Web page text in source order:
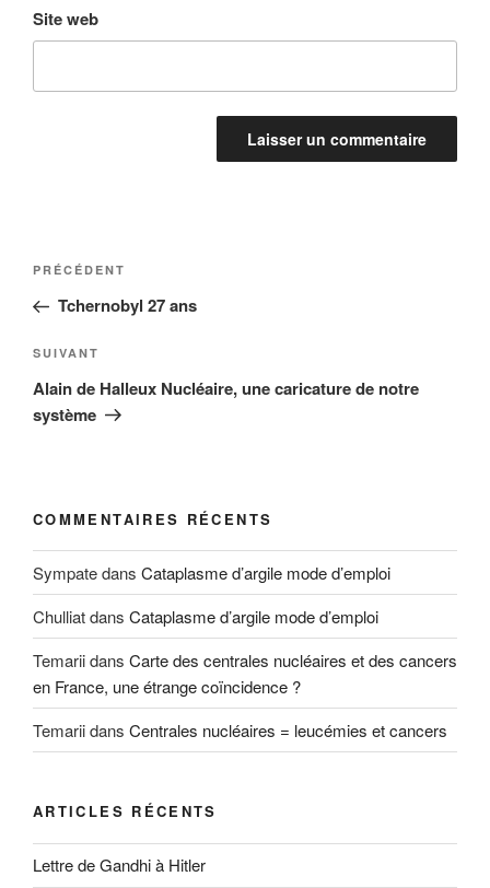
Site web
Navigation
l’article
Article
précédent
PRÉCÉDENT
Tchernobyl 27 ans
Article
suivant
SUIVANT
Alain de Halleux Nucléaire, une caricature de notre
système
COMMENTAIRES RÉCENTS
Sympatedans Cataplasme d’argile mode d’emploi
Chulliatdans Cataplasme d’argile mode d’emploi
Temariidans Carte des centrales nucléaires et des cancers
en France, une étrange coïncidence ?
Temariidans Centrales nucléaires = leucémies et cancers
ARTICLES RÉCENTS
Lettre de Gandhi à Hitler